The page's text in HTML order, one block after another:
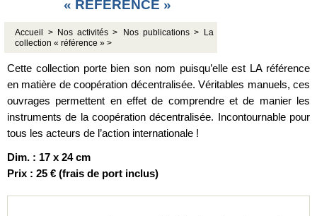
« RÉFÉRENCE »
Accueil > Nos activités > Nos publications >
La
collection « référence » >
Cette collection porte bien son nom puisqu’elle est LA référence
en matière de coopération décentralisée. Véritables manuels, ces
ouvrages permettent en effet de comprendre et de manier les
instruments de la coopération décentralisée. Incontournable pour
tous les acteurs de l’action internationale !
Dim. : 17 x 24 cm
Prix : 25 € (frais de port inclus)